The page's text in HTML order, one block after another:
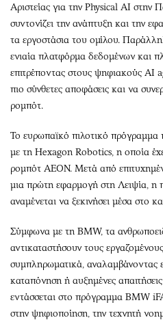
Αριστείας για την Physical AI στην
συντονίζει την ανάπτυξη και την
τα εργοστάσια του ομίλου.
ενιαία πλατφόρμα δεδομένων και
επιτρέποντας στους ψηφιακούς AI
πιο σύνθετες αποφάσεις και να
ρομπότ.
Το ευρωπαϊκό πιλοτικό πρόγραμμα
με τη Hexagon Robotics, η οποία
ρομπότ AEON. Μετά από
μια πρώτη εφαρμογή στη Λειψία, η
αναμένεται να ξεκινήσει μέσα στο
Σύμφωνα με τη BMW, τα
αντικαταστήσουν τους
συμπληρωματικά, αναλαμβάνοντας
καταπόνηση ή αυξημένες
εντάσσεται στο πρόγραμμα BMW
στην ψηφιοποίηση, την τεχνητή